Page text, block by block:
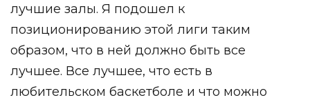
лучшие залы. Я подошел к
позиционированию этой лиги таким
образом, что в ней должно быть все
лучшее. Все лучшее, что есть в
любительском баскетболе и что можно